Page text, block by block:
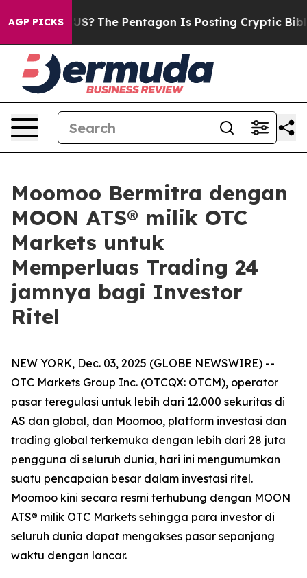
AGP PICKS
the US? The Pentagon Is Posting Cryptic Biblical
Moomoo Bermitra dengan
MOON ATS® milik OTC
Markets untuk
Memperluas Trading 24
jamnya bagi Investor
Ritel
NEW YORK, Dec. 03, 2025 (GLOBE NEWSWIRE) --
OTC Markets Group Inc. (OTCQX: OTCM), operator
pasar teregulasi untuk lebih dari 12.000 sekuritas di
AS dan global, dan Moomoo, platform investasi dan
trading global terkemuka dengan lebih dari 28 juta
pengguna di seluruh dunia, hari ini mengumumkan
suatu pencapaian besar dalam investasi ritel.
Moomoo kini secara resmi terhubung dengan MOON
ATS® milik OTC Markets sehingga para investor di
seluruh dunia dapat mengakses pasar sepanjang
waktu dengan lancar.